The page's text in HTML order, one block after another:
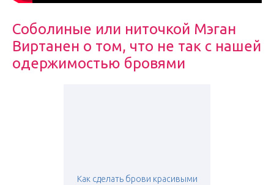
Соболиные или ниточкой Мэган
Виртанен о том, что не так с нашей
одержимостью бровями
Как сделать брови красивыми